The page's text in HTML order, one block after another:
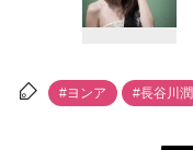
#ヨンア #長谷川潤